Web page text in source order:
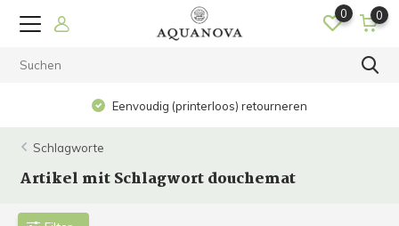
0 0
Eenvoudig (printerloos) retourneren
Schlagworte
Artikel mit Schlagwort douchemat